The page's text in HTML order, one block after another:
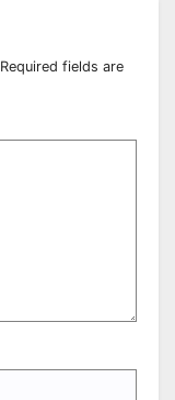
Required fields are